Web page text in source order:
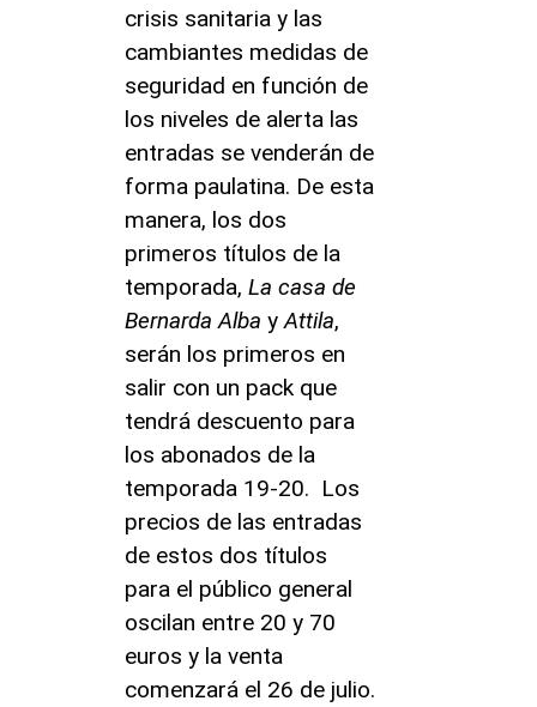
crisis sanitaria y las
cambiantes medidas de
seguridad en función de
los niveles de alerta las
entradas se venderán de
forma paulatina. De esta
manera, los dos
primeros títulos de la
temporada, La casa de
Bernarda Alba yAttila,
serán los primeros en
salir con un pack que
tendrá descuento para
los abonados de la
temporada 19-20. Los
precios de las entradas
de estos dos títulos
para el público general
oscilan entre 20 y 70
euros y la venta
comenzará el 26 de julio.